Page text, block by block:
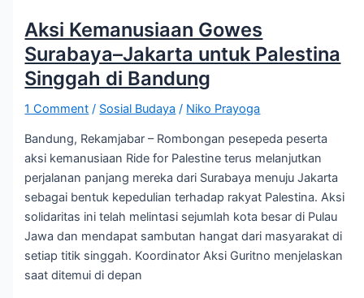
Aksi Kemanusiaan Gowes
Surabaya–Jakarta untuk Palestina
Singgah di Bandung
1 Comment / Sosial Budaya / Niko Prayoga
Bandung, Rekamjabar – Rombongan pesepeda peserta
aksi kemanusiaan Ride for Palestine terus melanjutkan
perjalanan panjang mereka dari Surabaya menuju Jakarta
sebagai bentuk kepedulian terhadap rakyat Palestina. Aksi
solidaritas ini telah melintasi sejumlah kota besar di Pulau
Jawa dan mendapat sambutan hangat dari masyarakat di
setiap titik singgah. Koordinator Aksi Guritno menjelaskan
saat ditemui di depan